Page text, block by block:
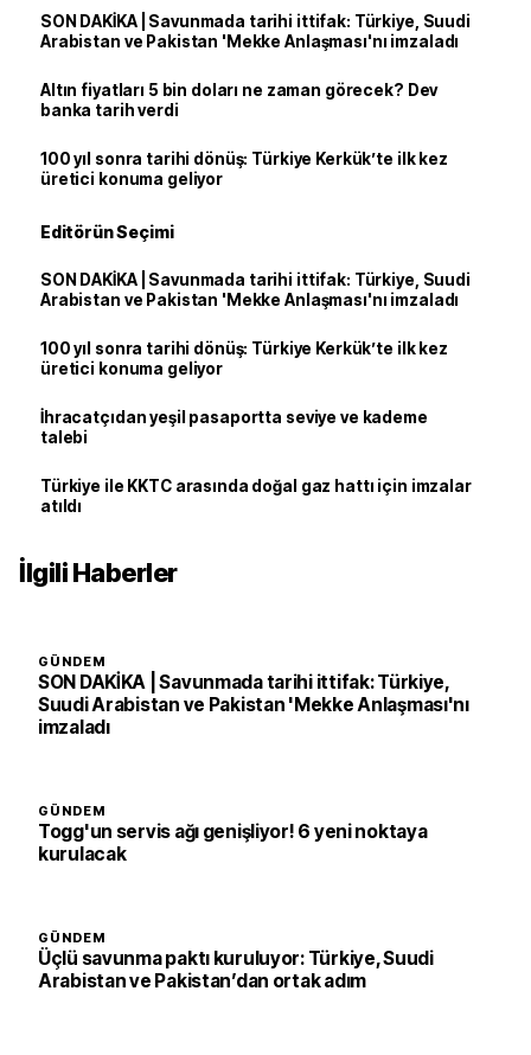
SON DAKİKA | Savunmada tarihi ittifak: Türkiye, Suudi
Arabistan ve Pakistan 'Mekke Anlaşması'nı imzaladı
Altın fiyatları 5 bin doları ne zaman görecek? Dev
banka tarih verdi
100 yıl sonra tarihi dönüş: Türkiye Kerkük’te ilk kez
üretici konuma geliyor
Editörün Seçimi
SON DAKİKA | Savunmada tarihi ittifak: Türkiye, Suudi
Arabistan ve Pakistan 'Mekke Anlaşması'nı imzaladı
100 yıl sonra tarihi dönüş: Türkiye Kerkük’te ilk kez
üretici konuma geliyor
İhracatçıdan yeşil pasaportta seviye ve kademe
talebi
Türkiye ile KKTC arasında doğal gaz hattı için imzalar
atıldı
İlgili Haberler
GÜNDEM
SON DAKİKA | Savunmada tarihi ittifak: Türkiye,
Suudi Arabistan ve Pakistan 'Mekke Anlaşması'nı
imzaladı
GÜNDEM
Togg'un servis ağı genişliyor! 6 yeni noktaya
kurulacak
GÜNDEM
Üçlü savunma paktı kuruluyor: Türkiye, Suudi
Arabistan ve Pakistan’dan ortak adım